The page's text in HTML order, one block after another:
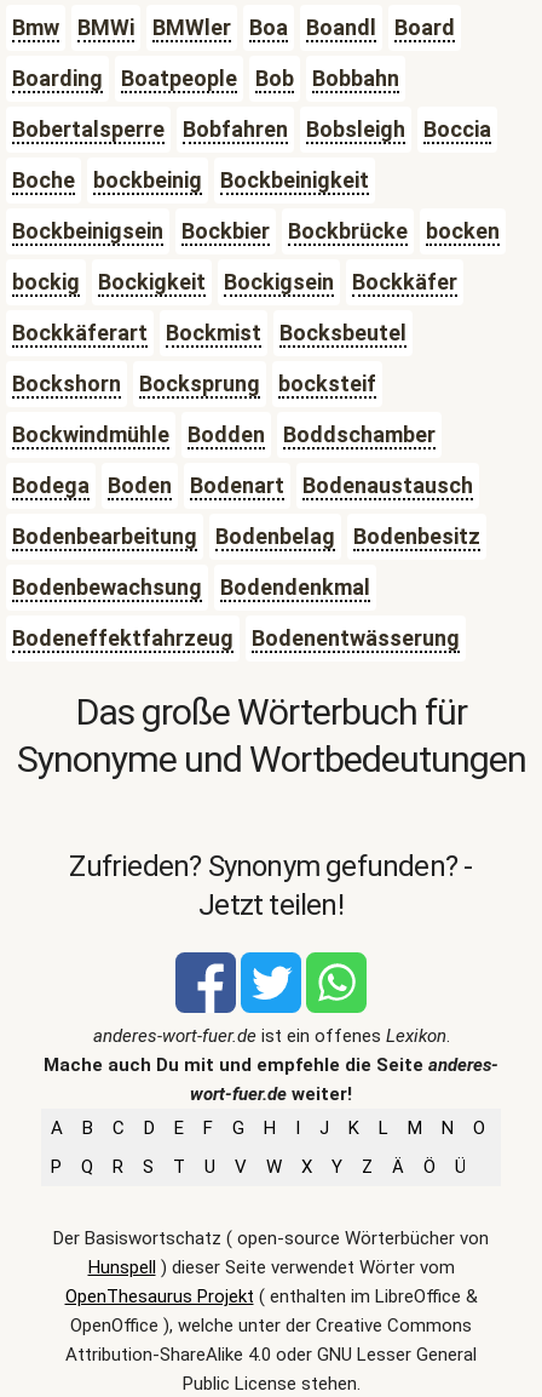
Bmw BMWi BMWler Boa Boandl
Board
Boarding
Boatpeople Bob
Bobbahn
Bobertalsperre
Bobfahren Bobsleigh
Boccia
Boche
bockbeinig
Bockbeinigkeit
Bockbeinigsein
Bockbier Bockbrücke
bocken
bockig
Bockigkeit Bockigsein
Bockkäfer
Bockkäferart
Bockmist
Bocksbeutel
Bockshorn
Bocksprung
bocksteif
Bockwindmühle
Bodden
Boddschamber
Bodega
Boden Bodenart
Bodenaustausch
Bodenbearbeitung
Bodenbelag
Bodenbesitz
Bodenbewachsung
Bodendenkmal
Bodeneffektfahrzeug
Bodenentwässerung
Das große Wörterbuch für
Synonyme und Wortbedeutungen
Zufrieden? Synonym gefunden? -
Jetzt teilen!
anderes-wort-fuer.deist ein offenes Lexikon.
Mache auch Du mit und empfehle die Seite anderes-
wort-fuer.de weiter!
A
B C D E F G H I J K L M N
O
P
Q R S T U V W X Y Z Ä Ö Ü
Der Basiswortschatz ( open-source Wörterbücher von
Hunspell) dieser Seite verwendet Wörter vom
OpenThesaurus Projekt ( enthalten im LibreOffice &
OpenOffice ), welche unter der Creative Commons
Attribution-ShareAlike 4.0 oder GNU Lesser General
Public License stehen.